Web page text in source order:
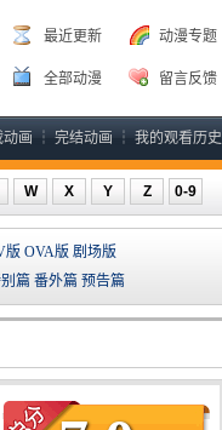
最近更新 动漫专题
全部动漫 留言反馈
动画 ┆ 完结动画 ┆ 我的观看历史
W X Y Z 0-9
版 OVA版 剧场版
篇 番外篇 预告篇